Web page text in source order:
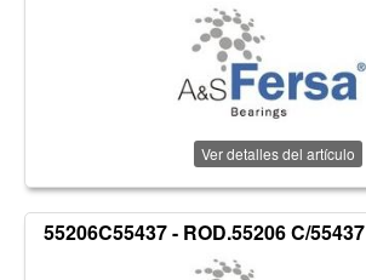
Ver detalles del artículo
55206C55437 - ROD.55206 C/55437